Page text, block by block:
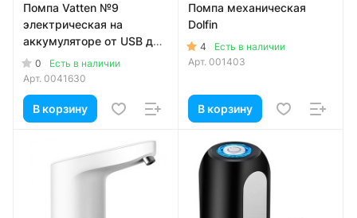
Помпа Vatten №9
электрическая на
аккумуляторе от USB для
19л бутылей
0
Есть в наличии
Арт. 0041630
В корзину
Помпа механическая
Dolfin
4
Есть в наличии
Арт. 001403
В корзину